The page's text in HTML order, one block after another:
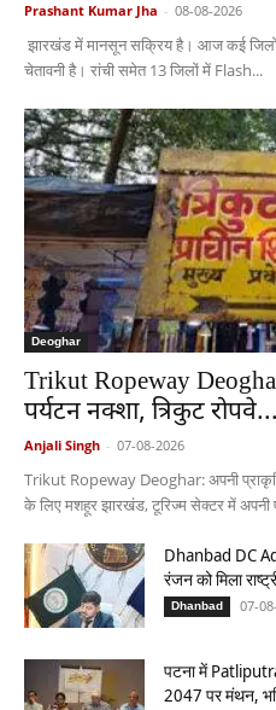
Prashant Kumar Jha - 08-08-2026
झारखंड में मानसून सक्रिय है। आज कई जिलों
चेतावनी है। रांची समेत 13 जिलों में Flash...
Deoghar
Trikut Ropeway
पर्यटन नक्शा, त्रिकुट रोपवे...
Anjali Singh - 07-08-2026
Trikut Ropeway Deoghar: अपनी
के लिए मशहूर झारखंड, टूरिज्म सेक्टर में अपनी
Dhanbad DC
रंजन को मिला
Dhanbad 07-
पटना में
2047 पर मंथन,